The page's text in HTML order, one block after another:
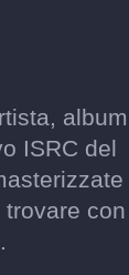
ISRC del
con